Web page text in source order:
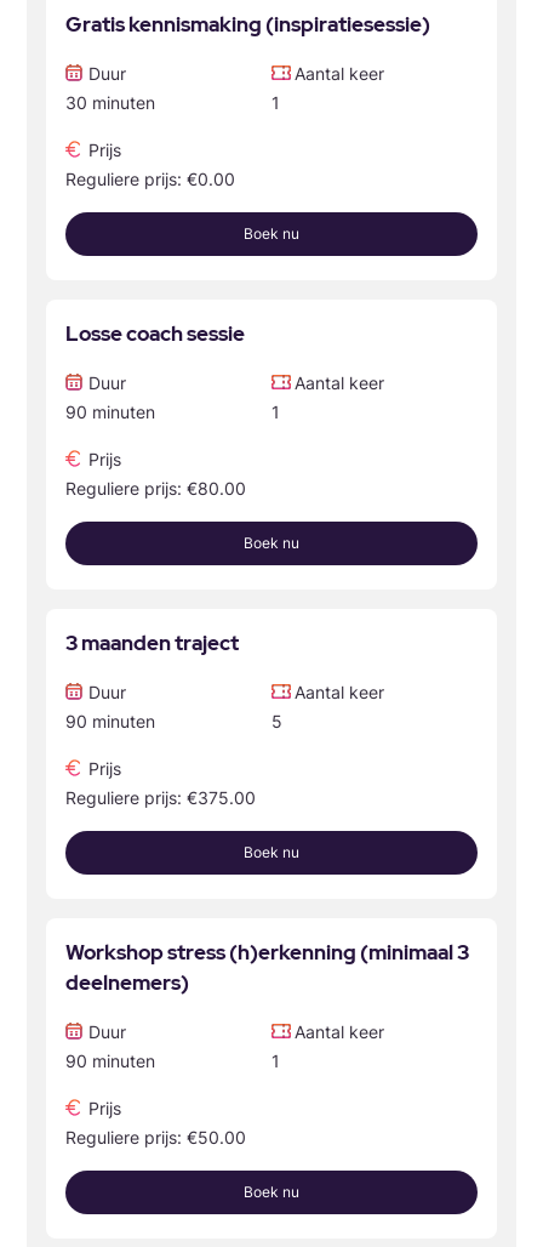
Gratis kennismaking (inspiratiesessie)
Duur
30 minuten
Aantal keer
1
Prijs
Reguliere prijs: €0.00
Boek nu
Losse coach sessie
Duur
90 minuten
Aantal keer
1
Prijs
Reguliere prijs: €80.00
Boek nu
3 maanden traject
Duur
90 minuten
Aantal keer
5
Prijs
Reguliere prijs: €375.00
Boek nu
Workshop stress (h)erkenning (minimaal 3
deelnemers)
Duur
90 minuten
Aantal keer
1
Prijs
Reguliere prijs: €50.00
Boek nu